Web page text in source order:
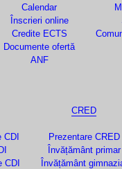
Calendar
Înscrieri online
Credite ECTS
Documente ofertă
ANF
CDI
CDI
CRED
Prezentare CRED
Învățământ primar
Învățământ